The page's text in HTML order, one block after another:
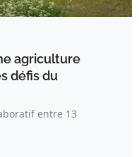
agriculture
défis du
entre 13